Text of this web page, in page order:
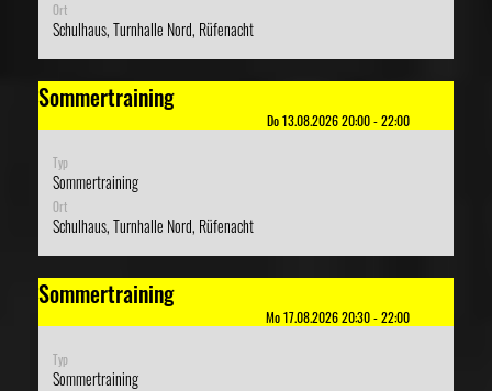
Ort
Schulhaus, Turnhalle Nord, Rüfenacht
Sommertraining
Do 13.08.2026 20:00 - 22:00
Typ
Sommertraining
Ort
Schulhaus, Turnhalle Nord, Rüfenacht
Sommertraining
Mo 17.08.2026 20:30 - 22:00
Typ
Sommertraining